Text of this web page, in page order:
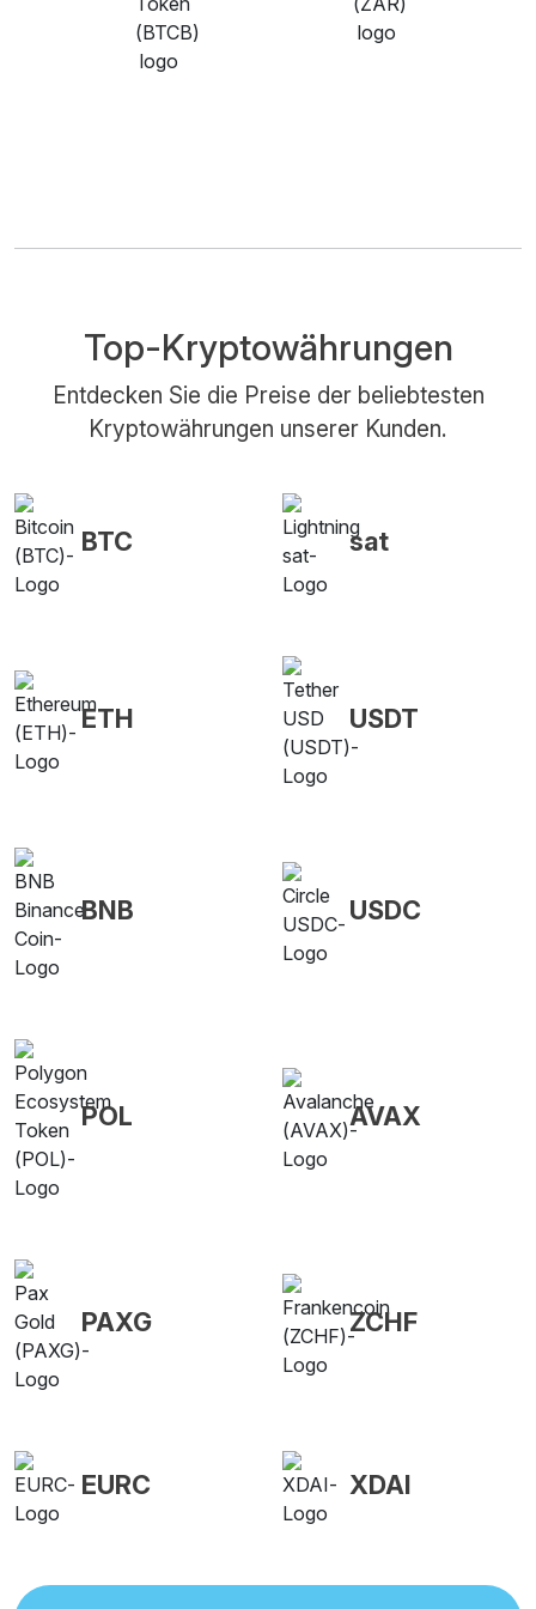
Top-Kryptowährungen
Entdecken Sie die Preise der beliebtesten
Kryptowährungen unserer Kunden.
BTC sat
ETH USDT
BNB USDC
POL AVAX
PAXG ZCHF
EURC XDAI